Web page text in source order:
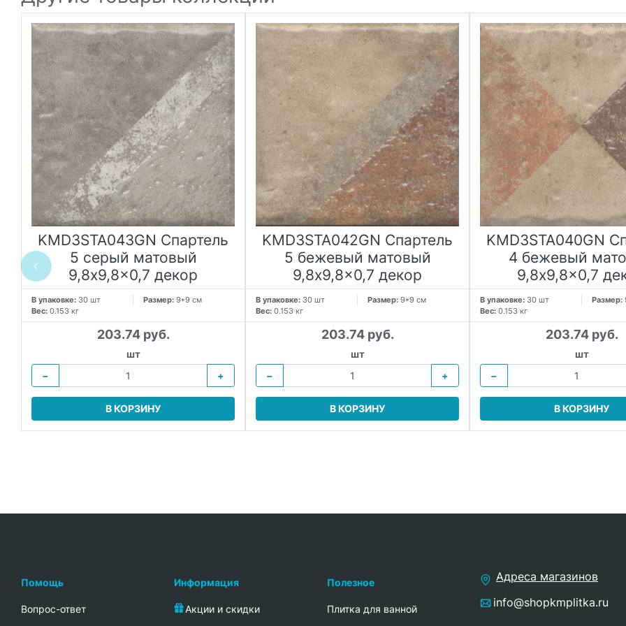
KMD3STA043GN Спартель
5 серый матовый
9,8x9,8x0,7 декор
В упаковке: 30 шт Размер: 9*9 см
Вес: 0.153 кг
203.74 руб.
шт
−
+
В КОРЗИНУ
KMD3STA042GN Спартель
5 бежевый матовый
9,8x9,8x0,7 декор
В упаковке: 30 шт Размер: 9*9 см
Вес: 0.153 кг
203.74 руб.
шт
−
+
В КОРЗИНУ
KMD3STA040GN
4 бежевый
9,8x9,8x0,7
В упаковке: 30 шт Размер:
Вес: 0.153 кг
203.74 руб.
шт
−
В КОРЗИНУ
Помощь
Вопрос-ответ
Информация
Акции и скидки
Полезное
Плитка для ванной
Адреса магазинов
info@shopkmplitka.ru